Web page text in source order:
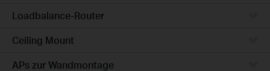
Loadbalance-Router
Ceiling Mount
APs zur Wandmontage